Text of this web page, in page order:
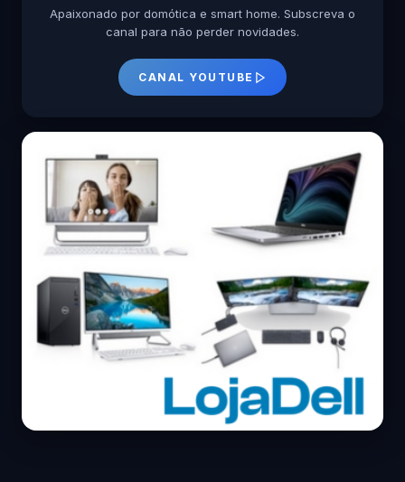
Apaixonado por domótica e smart home. Subscreva o
canal para não perder novidades.
CANAL YOUTUBE